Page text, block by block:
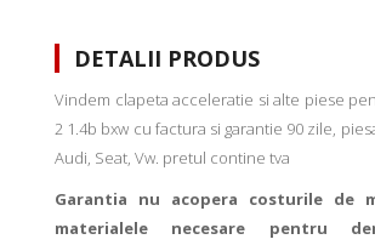
DETALII PRODUS
Vindem clapeta acceleratie si alte piese
2 1.4b bxw cu factura si garantie 90 zile,
Audi, Seat, Vw. pretul contine tva
Garantia nu acopera costurile de
materialele necesare pentru